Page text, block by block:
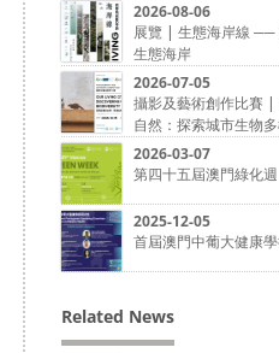
2026-08-06
展覽 | 生態海岸線 ──
生態海岸
2026-07-05
攝影及藝術創作比賽 |
自然：探索城市生物
2026-03-07
第四十五屆澳門綠化週
2025-12-05
首屆澳門中葡大健康
Related News